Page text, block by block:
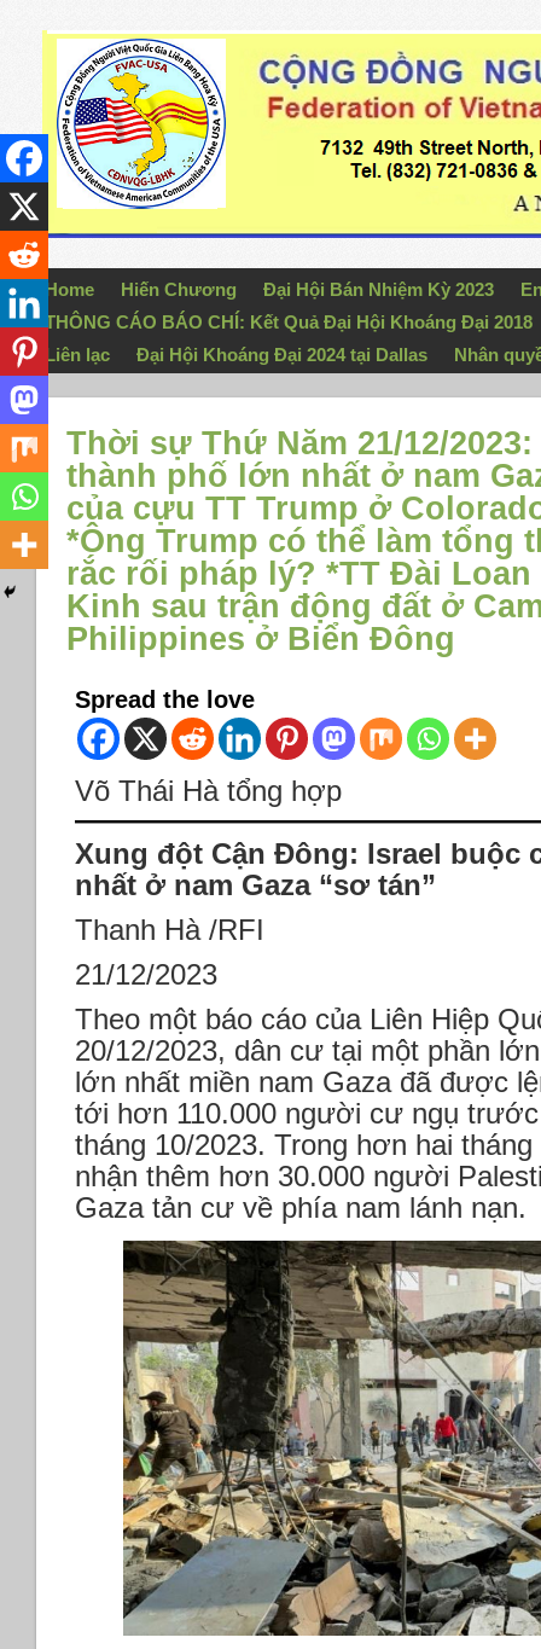
Home Hiến Chương Đại Hội Bán Nhiệm Kỳ 2023
THÔNG CÁO BÁO CHÍ: Kết Quả Đại Hội Khoáng Đại 2018
Liên lạc
Đại Hội Khoáng Đại 2024 tại Dallas Nhân
Thời sự Thứ Năm 21/12/
thành phố lớn nhất ở nam
của cựu TT Trump ở
*Ông Trump có thể làm tổng
rắc rối pháp lý? *TT Đài
Kinh sau trận động đất ở
Philippines ở Biển Đông
Spread the love
Võ Thái Hà tổng hợp
Xung đột Cận Đông: Israel buộc
nhất ở nam Gaza “sơ tán”
Thanh Hà /RFI
21/12/2023
Theo một báo cáo của Liên Hiệp
20/12/2023, dân cư tại một phần
lớn nhất miền nam Gaza đã được
tới hơn 110.000 người cư ngụ
tháng 10/2023. Trong hơn hai
nhận thêm hơn 30.000 người
Gaza tản cư về phía nam lánh nạn.